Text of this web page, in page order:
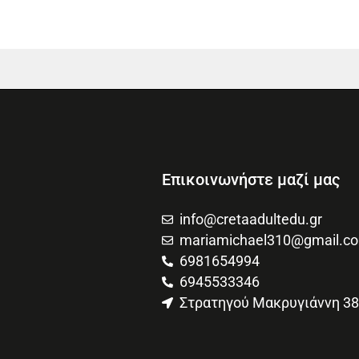
Επικοινωνήστε μαζί μας
info@cretaadultedu.gr
6981654994
6945533346
Στρατηγού Μακρυγιάννη